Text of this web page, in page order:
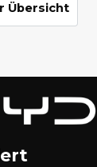
Übersicht